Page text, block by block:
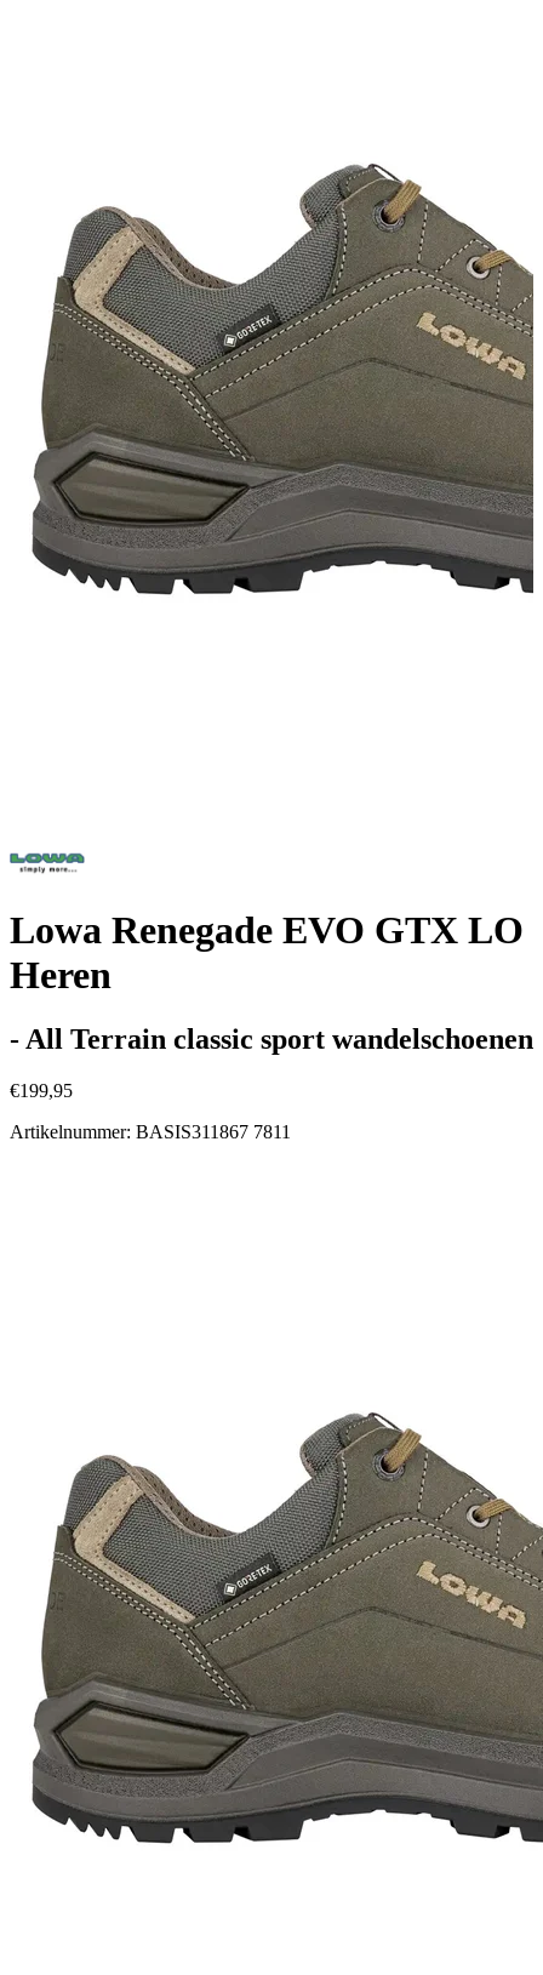
Lowa Renegade EVO GTX LO
Heren
- All Terrain classic sport wandelschoenen
€199,95
Artikelnummer: BASIS311867 7811